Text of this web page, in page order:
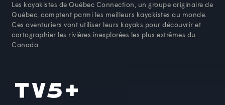
Les kayakistes de Québec Connection, un groupe originaire de
Québec, comptent parmi les meilleurs kayakistes au monde.
Ces aventuriers vont utiliser leurs kayaks pour découvrir et
cartographier les rivières inexplorées les plus extrêmes du
Canada.